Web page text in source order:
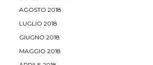
AGOSTO 2018
LUGLIO 2018
GIUGNO 2018
MAGGIO 2018